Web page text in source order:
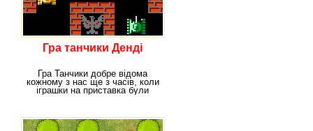
Гра танчики Денді
Гра Танчики добре відома
кожному з нас ще з часів, коли
іграшки на приставка були